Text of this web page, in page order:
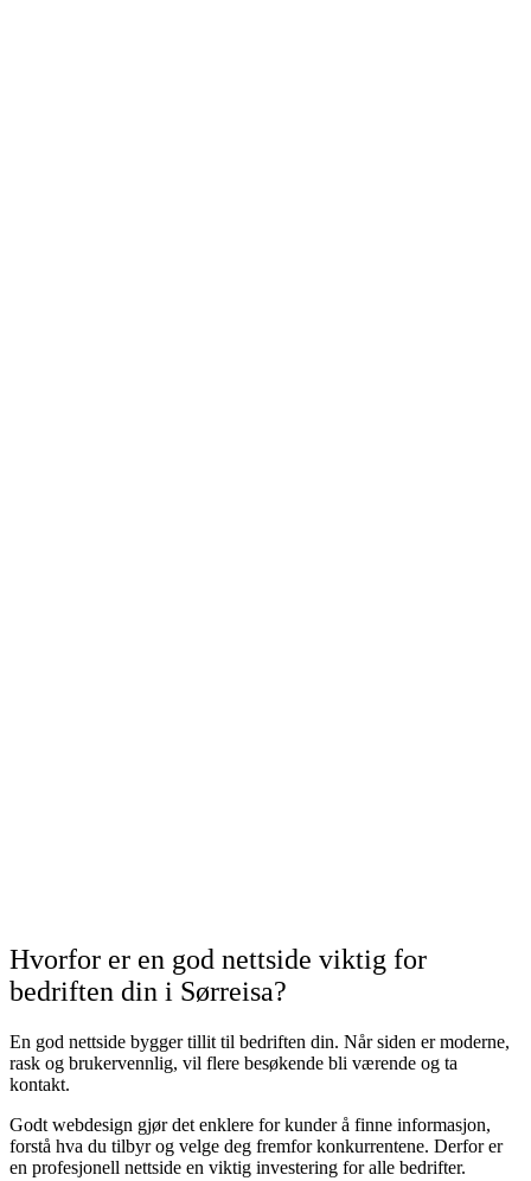
Hvorfor er en god nettside viktig for
bedriften din i Sørreisa?
En god nettside bygger tillit til bedriften din. Når siden er moderne,
rask og brukervennlig, vil flere besøkende bli værende og ta
kontakt.
Godt webdesign gjør det enklere for kunder å finne informasjon,
forstå hva du tilbyr og velge deg fremfor konkurrentene. Derfor er
en profesjonell nettside en viktig investering for alle bedrifter.